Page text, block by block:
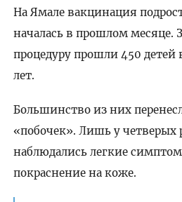
На Ямале вакцинация
началась в прошлом месяце.
процедуру прошли 450 детей
лет.
Большинство из них
«побочек». Лишь у четверых
наблюдались легкие
покраснение на коже.